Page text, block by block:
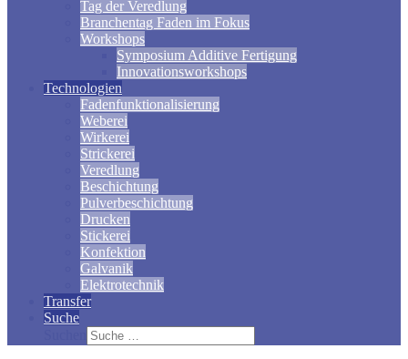
Tag der Veredlung
Branchentag Faden im Fokus
Workshops
Symposium Additive Fertigung
Innovationsworkshops
Technologien
Fadenfunktionalisierung
Weberei
Wirkerei
Strickerei
Veredlung
Beschichtung
Pulverbeschichtung
Drucken
Stickerei
Konfektion
Galvanik
Elektrotechnik
Transfer
Suche